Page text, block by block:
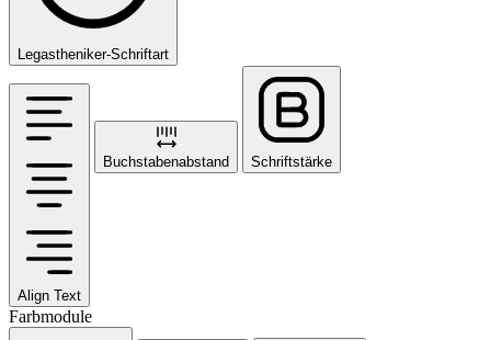
Legastheniker-Schriftart
Align Text
Buchstabenabstand Schriftstärke
Farbmodule